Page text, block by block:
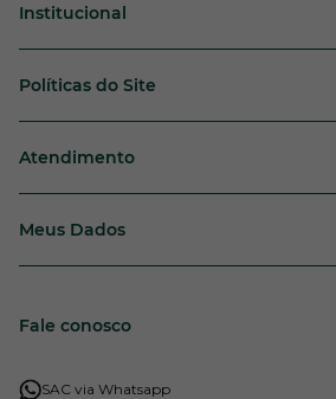
Institucional
Políticas do Site
Atendimento
Meus Dados
Fale conosco
SAC via Whatsapp